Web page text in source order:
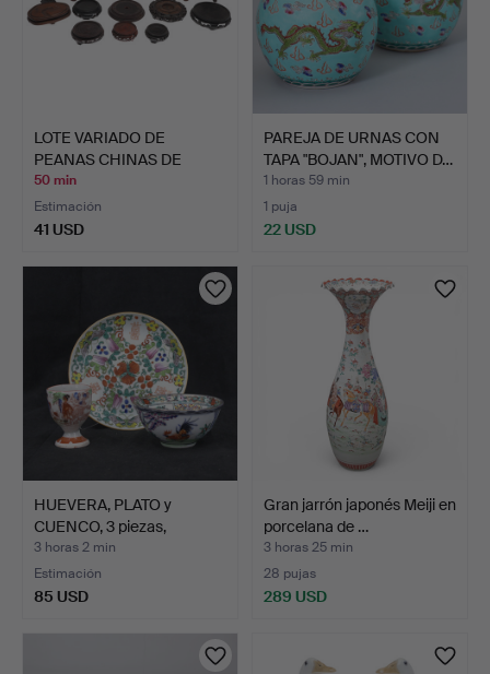
LOTE VARIADO DE
PEANAS CHINAS DE
MADERA.
50 min
Estimación
41 USD
PAREJA DE URNAS CON
TAPA "BOJAN", MOTIVO D…
1 horas 59 min
1 puja
22 USD
HUEVERA, PLATO y
CUENCO, 3 piezas,
porcela…
3 horas 2 min
Estimación
85 USD
Gran jarrón japonés Meiji en
porcelana de …
3 horas 25 min
28 pujas
289 USD